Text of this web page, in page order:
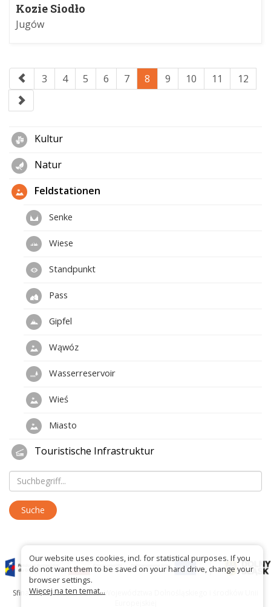
Kozie Siodło
Jugów
3 4 5 6 7 8 9 10 11 12
Kultur
Natur
Feldstationen
Senke
Wiese
Standpunkt
Pass
Gipfel
Wąwóz
Wasserreservoir
Wieś
Miasto
Touristische Infrastruktur
Sfinansowano ze środków Województwa Dolnośląskiego i środków Unii
Our website uses cookies, incl. for statistical purposes. If you
do not want them to be saved on your hard drive, change your
browser settings.
Więcej na ten temat...